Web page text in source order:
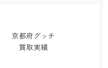
京都府グッチ
買取実績